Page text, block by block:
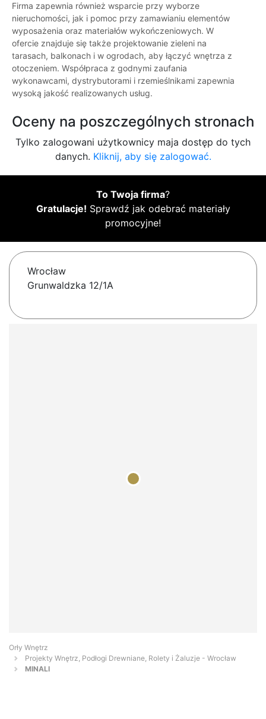
Firma zapewnia również wsparcie przy wyborze
nieruchomości, jak i pomoc przy zamawianiu elementów
wyposażenia oraz materiałów wykończeniowych. W
ofercie znajduje się także projektowanie zieleni na
tarasach, balkonach i w ogrodach, aby łączyć wnętrza z
otoczeniem. Współpraca z godnymi zaufania
wykonawcami, dystrybutorami i rzemieślnikami zapewnia
wysoką jakość realizowanych usług.
Oceny na poszczególnych stronach
Tylko zalogowani użytkownicy maja dostęp do tych
danych. Kliknij, aby się zalogować.
To Twoja firma?
Gratulacje! Sprawdź jak odebrać materiały
promocyjne!
Wrocław
Grunwaldzka 12/1A
Orły Wnętrz
Projekty Wnętrz, Podłogi Drewniane, Rolety i Żaluzje - Wrocław
MINALI